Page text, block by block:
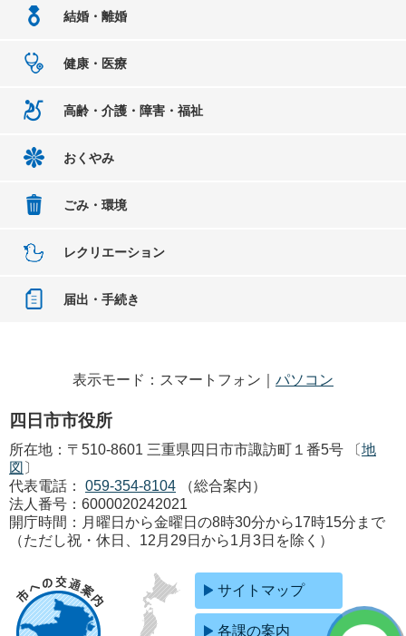
結婚・離婚
健康・医療
高齢・介護・障害・福祉
おくやみ
ごみ・環境
レクリエーション
届出・手続き
表示モード：スマートフォン｜ パソコン
四日市市役所
所在地：〒510-8601 三重県四日市市諏訪町１番5号 〔地
図 〕
代表電話：
059-354-8104
（総合案内）
法人番号：6000020242021
開庁時間：月曜日から金曜日の8時30分から17時15分まで
（ただし祝・休日、12月29日から1月3日を除く）
サイトマップ
各課の案内